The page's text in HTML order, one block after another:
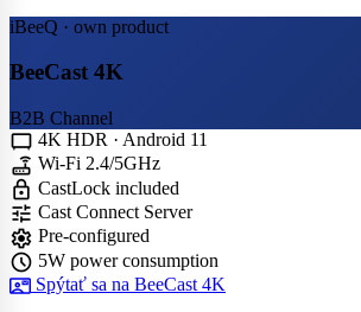
iBeeQ · own product
BeeCast 4K
B2B Channel
tv_gen 4K HDR · Android 11
router Wi-Fi 2.4/5GHz
lock CastLock included
tune Cast Connect Server
settings Pre-configured
schedule 5W power consumption
contact_mail Spýtať sa na BeeCast 4K